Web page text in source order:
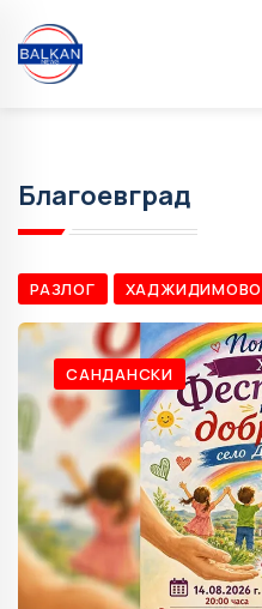
Благоевград
РАЗЛОГ ХАДЖИДИМОВО
САНДАНСКИ